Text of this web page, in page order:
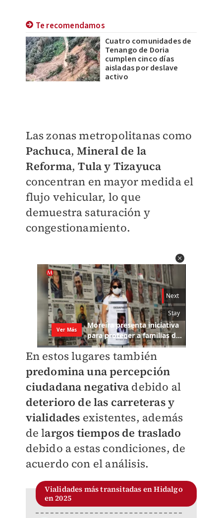
Te recomendamos
Cuatro comunidades de
Tenango de Doria
cumplen cinco días
aisladas por deslave
activo
Las zonas metropolitanas como
Pachuca,Mineral de la
Reforma,Tula y Tizayuca
concentran en mayor medida el
flujo vehicular, lo que
demuestra saturación y
congestionamiento.
En estos lugares también
predomina una percepción
ciudadana negativa debido al
deterioro de las carreteras y
vialidades existentes, además
de largos tiempos de traslado
debido a estas condiciones, de
acuerdo con el análisis.
Vialidades más transitadas en Hidalgo
en 2025